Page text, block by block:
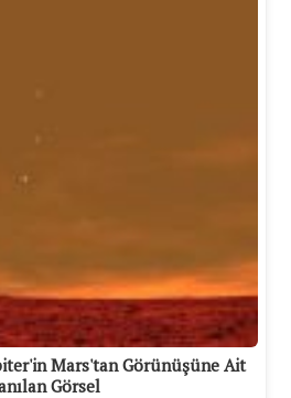
Mars'tan Görünüşüne Ait
Görsel